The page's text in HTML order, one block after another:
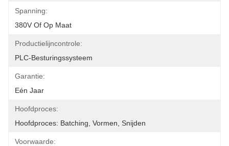
Spanning:
380V Of Op Maat
Productielijncontrole:
PLC-Besturingssysteem
Garantie:
Eén Jaar
Hoofdproces:
Hoofdproces: Batching, Vormen, Snijden
Voorwaarde: